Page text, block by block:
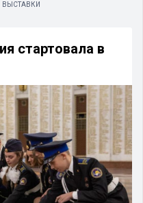
ВЫСТАВКИ
стартовала в